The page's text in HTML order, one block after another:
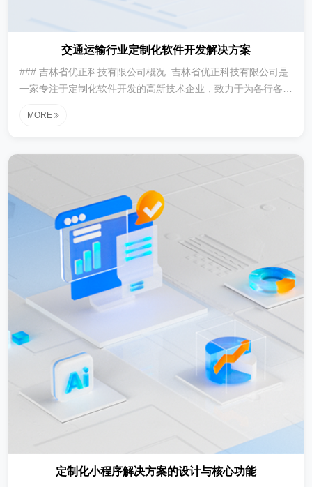
交通运输行业定制化软件开发解决方案
### 吉林省优正科技有限公司概况 吉林省优正科技有限公司是
一家专注于定制化软件开发的高新技术企业，致力于为各行各业
MORE
定制化小程序解决方案的设计与核心功能